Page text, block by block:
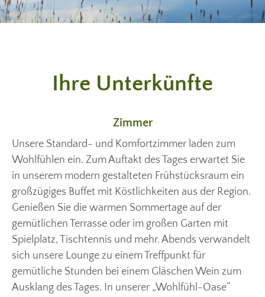
Ihre Unterkünfte
Zimmer
Unsere Standard- und Komfortzimmer laden zum
Wohlfühlen ein. Zum Auftakt des Tages erwartet Sie
in unserem modern gestalteten Frühstücksraum ein
großzügiges Buffet mit Köstlichkeiten aus der Region.
Genießen Sie die warmen Sommertage auf der
gemütlichen Terrasse oder im großen Garten mit
Spielplatz, Tischtennis und mehr. Abends verwandelt
sich unsere Lounge zu einem Treffpunkt für
gemütliche Stunden bei einem Gläschen Wein zum
Ausklang des Tages. In unserer „Wohlfühl-Oase“